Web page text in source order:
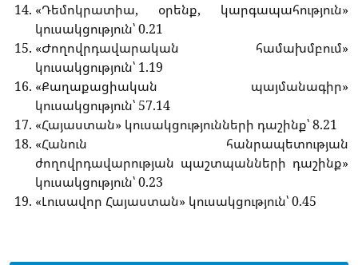
«Դեմոկրատիա, օրենք, կարգապահություն»
կուսակցություն՝ 0.21
«Ժողովրդավարական համախմբում»
կուսակցություն՝ 1.19
«Քաղաքացիական պայմանագիր»
կուսակցություն՝ 57.14
«Հայաստան» կուսակցությունների դաշինք՝ 8.21
«Հանուն հանրապետության
ժողովրդավարության պաշտպանների դաշինք»
կուսակցություն՝ 0.23
«Լուսավոր Հայաստան» կուսակցություն՝ 0.45